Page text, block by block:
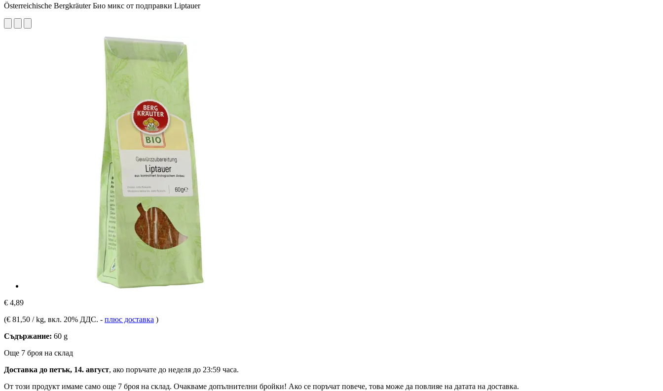
Österreichische Bergkräuter Био микс от подправки Liptauer
€ 4,89
(€ 81,50 / kg, вкл. 20% ДДС. - плюс доставка )
Съдържание: 60 g
Още 7 броя на склад
Доставка до петък, 14. август, ако поръчате до неделя до 23:59 часа.
От този продукт имаме само още 7 броя на склад. Очакваме допълнителни бройки! Ако се поръчат повече, това може да повлияе на датата на доставка.